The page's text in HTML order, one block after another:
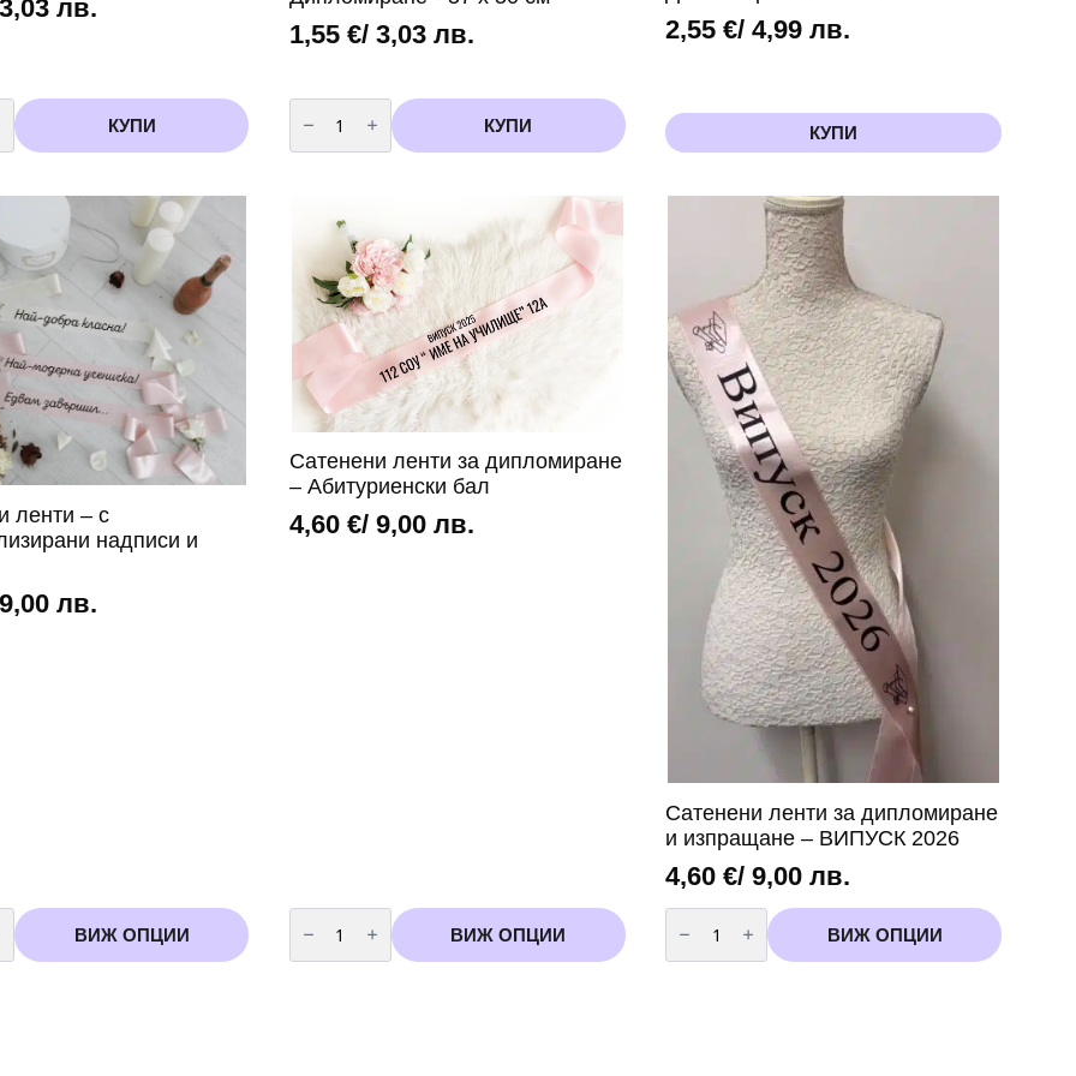
лв.
КУПИ
1,55 €/ 3,03 лв.
количество
за
Фолиев
Балон
см
КУПИ
2,55€/ 4,99 лв.
КУПИ
ленти – с
надписи и
лв.
ВИЖ ОПЦИИ
Сатенени ленти за дипломиране
– Абитуриенски бал
4,60 €/ 9,00 лв.
количество
за
Сатенени
ленти
ВИЖ ОПЦИИ
Сатенени ленти за дипломиране
и изпращане – ВИПУСК 2026
4,60€/ 9,00 лв.
количество
за
Сатенени
ленти
ВИЖ ОПЦИИ